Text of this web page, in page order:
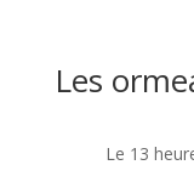
Les
Le 13